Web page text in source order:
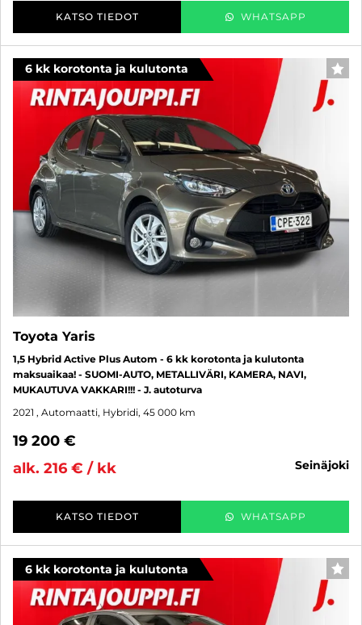
KATSO TIEDOT WHATSAPP
6 kk korotonta ja kulutonta
Toyota Yaris
1,5 Hybrid Active Plus Autom - 6 kk korotonta ja kulutonta
maksuaikaa! - SUOMI-AUTO, METALLIVÄRI, KAMERA, NAVI,
MUKAUTUVA VAKKARI!!! - J. autoturva
2021 , Automaatti, Hybridi, 45 000 km
19 200 €
alk. 216 € / kk
seinäjoki
KATSO TIEDOT WHATSAPP
6 kk korotonta ja kulutonta